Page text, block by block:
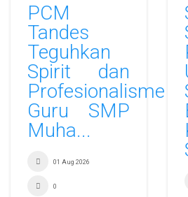
PCM
Tandes
Teguhkan
Spirit dan
Profesionalisme
Guru SMP
Muha...
01 Aug 2026
0